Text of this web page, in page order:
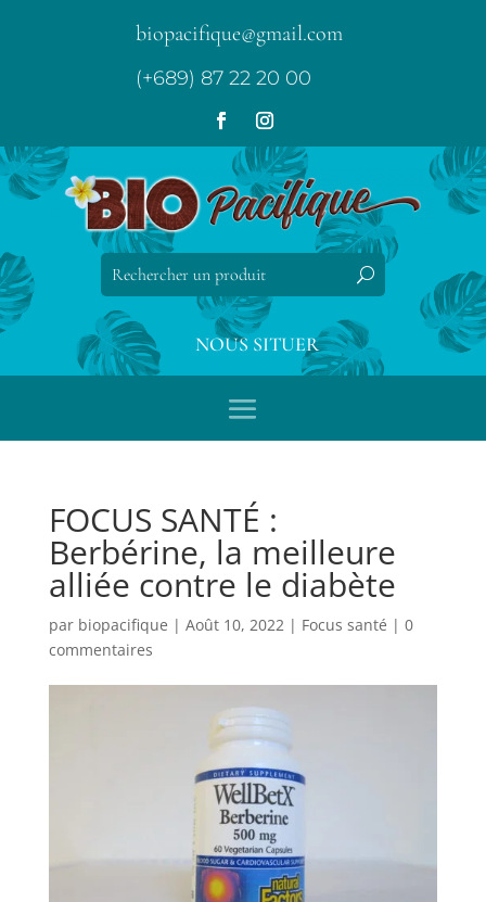
biopacifique@gmail.com
(+689) 87 22 20 00
NOUS SITUER
FOCUS SANTÉ :
Berbérine, la meilleure
alliée contre le diabète
par biopacifique | Août 10, 2022| Focus santé | 0
commentaires